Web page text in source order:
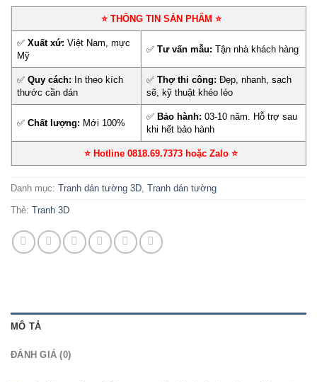
⭐ THÔNG TIN SẢN PHẨM ⭐
✅Xuất xứ: Việt Nam, mực
Mỹ
✅Tư vấn mẫu: Tận nhà khách hàng
✅Quy cách: In theo kích
thước cần dán
✅Thợ thi công: Đẹp, nhanh, sạch
sẽ, kỹ thuật khéo léo
✅Chất lượng: Mới 100%
✅ Bảo hành: 03-10 năm. Hỗ trợ sau
khi hết bảo hành
⭐ Hotline 0818.69.7373 hoặc Zalo ⭐
Danh mục: Tranh dán tường 3D Tranh dán tường
Thẻ: Tranh 3D
MÔ TẢ
ĐÁNH GIÁ (0)